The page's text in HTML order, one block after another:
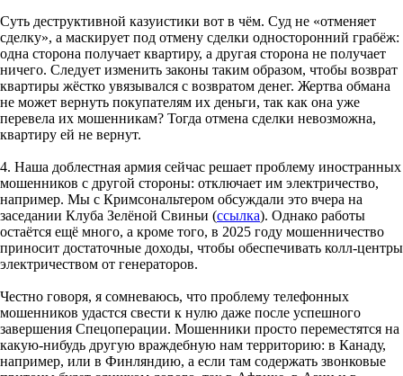
Суть деструктивной казуистики вот в чём. Суд не «отменяет
сделку», а маскирует под отмену сделки односторонний грабёж:
одна сторона получает квартиру, а другая сторона не получает
ничего. Следует изменить законы таким образом, чтобы возврат
квартиры жёстко увязывался с возвратом денег. Жертва обмана
не может вернуть покупателям их деньги, так как она уже
перевела их мошенникам? Тогда отмена сделки невозможна,
квартиру ей не вернут.
4. Наша доблестная армия сейчас решает проблему иностранных
мошенников с другой стороны: отключает им электричество,
например. Мы с Кримсональтером обсуждали это вчера на
заседании Клуба Зелёной Свиньи (ссылка). Однако работы
остаётся ещё много, а кроме того, в 2025 году мошенничество
приносит достаточные доходы, чтобы обеспечивать колл-центры
электричеством от генераторов.
Честно говоря, я сомневаюсь, что проблему телефонных
мошенников удастся свести к нулю даже после успешного
завершения Спецоперации. Мошенники просто переместятся на
какую-нибудь другую враждебную нам территорию: в Канаду,
например, или в Финляндию, а если там содержать звонковые